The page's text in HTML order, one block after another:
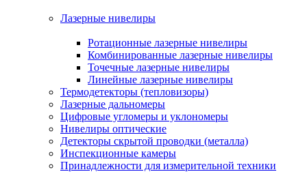
Лазерные нивелиры
Ротационные лазерные нивелиры
Комбинированные лазерные нивелиры
Точечные лазерные нивелиры
Линейные лазерные нивелиры
Термодетекторы (тепловизоры)
Лазерные дальномеры
Цифровые угломеры и уклономеры
Нивелиры оптические
Детекторы скрытой проводки (металла)
Инспекционные камеры
Принадлежности для измерительной техники